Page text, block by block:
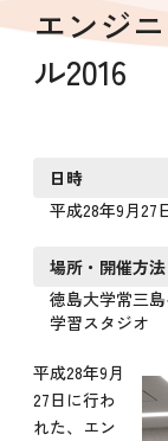
エンジ
ル2016
日時
平成28年9月27
場所・開催方法
徳島大学常三
学習スタジオ
平成28年9月
27日に行わ
れた、エン